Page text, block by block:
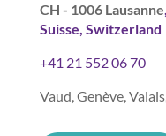
CH - 1006 Lausanne,
Suisse, Switzerland
+41 21 552 06 70
Vaud, Genève,